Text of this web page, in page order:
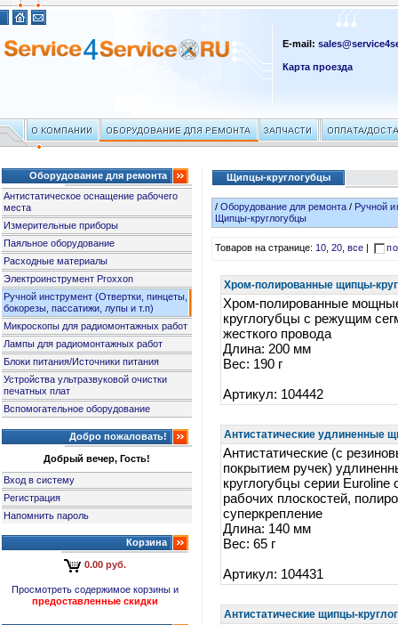
E-mail:
Карта проезда
Оборудование для ремонта
Антистатическое оснащение рабочего
места
Измерительные приборы
Паяльное оборудование
Расходные материалы
Электроинструмент Proxxon
Ручной инструмент (Отвертки, пинцеты,
бокорезы, пассатижи, лупы и т.п)
Микроскопы для радиомонтажных работ
Лампы для радиомонтажных работ
Блоки питания/Источники питания
Устройства ультразвуковой очистки
печатных плат
Вспомогательное оборудование
Добро пожаловать!
Добрый вечер, Гость!
Вход в систему
Регистрация
Напомнить пароль
Корзина
0.00 руб.
Просмотреть содержимое корзины и
предоставленные скидки
Щипцы-круглогубцы
/Оборудование для ремонта / Ручной
Щипцы-круглогубцы
Товаров на странице:10,20,все
Хром-полированные щипцы-
Хром-полированные
круглогубцы с режущим
жесткого провода
Длина: 200 мм
Вес: 190 г
Артикул: 104442
Антистатические удлиненные
Антистатические (с
покрытием ручек)
круглогубцы серии Euroline
рабочих плоскостей,
суперкрепление
Длина: 140 мм
Вес: 65 г
Артикул: 104431
Антистатические щипцы-